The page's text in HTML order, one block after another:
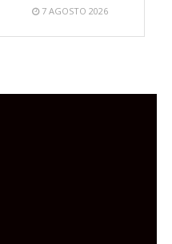
7 AGOSTO 2026